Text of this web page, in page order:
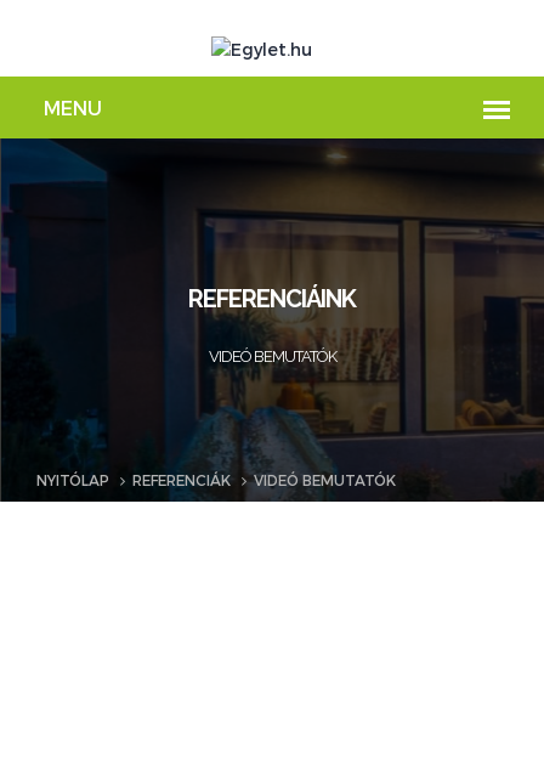
REFERENCIÁINK
VIDEÓ BEMUTATÓK
NYITÓLAP REFERENCIÁK VIDEÓ BEMUTATÓK